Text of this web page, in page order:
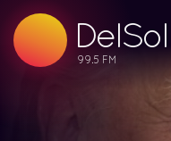
DelSol
99.5 FM
99.5 FM
99.5 FM